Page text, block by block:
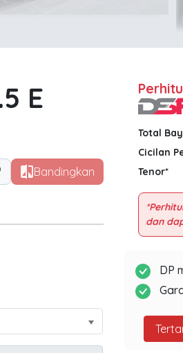
E
Bandingkan
Total
Cicilan
Tenor*
DP